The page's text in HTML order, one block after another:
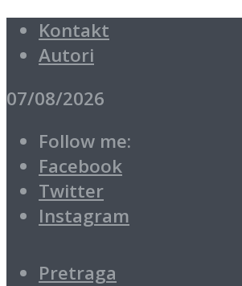
Kontakt
Autori
07/08/2026
Follow me:
Facebook
Twitter
Instagram
Pretraga